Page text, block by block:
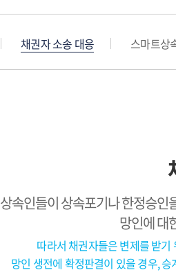
채권자 소송 대응 스마트상
상속인들이 상속포기나 한정승인
망인에 대
따라서 채권자들은 변제를 받
망인 생전에 확정판결이 있을 경우,